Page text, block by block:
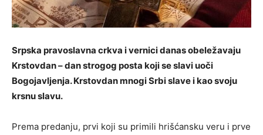
Srpska pravoslavna crkva i vernici danas obeležavaju
Krstovdan – dan strogog posta koji se slavi uoči
Bogojavljenja. Krstovdan mnogi Srbi slave i kao svoju
krsnu slavu.
Prema predanju, prvi koji su primili hrišćansku veru i prve